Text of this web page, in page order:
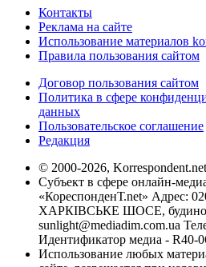
Контакты
Реклама на сайте
Использование материалов
Правила пользования сайтом
Договор пользования сайтом
Политика в сфере
данных
Пользовательское соглашение
Редакция
© 2000-2026, Korrespondent.net
Субъект в сфере онлайн-
«КореспонденТ.net» Адрес:
ХАРКІВСЬКЕ ШОСЕ, будинок
sunlight@mediadim.com.ua
Идентификатор медиа - R40-
Использование любых